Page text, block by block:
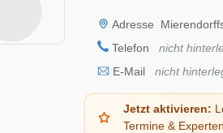
Adresse
Telefon
nicht
E-Mail
nicht
Jetzt aktivieren:
Termine &